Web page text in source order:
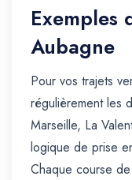
Exemples
Aubagne
Pour vos trajets
régulièrement les
Marseille, La
logique de prise
Chaque course